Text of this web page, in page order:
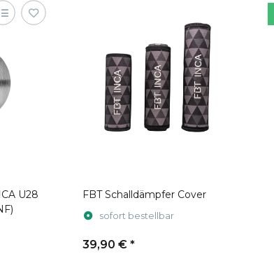
U28
FBT Schalldämpfer Cover
sofort bestellbar
39,90 € *